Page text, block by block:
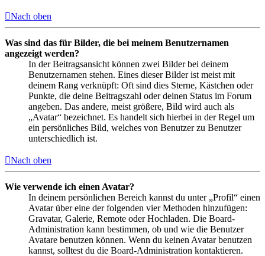
Nach oben
Was sind das für Bilder, die bei meinem Benutzernamen
angezeigt werden?
In der Beitragsansicht können zwei Bilder bei deinem
Benutzernamen stehen. Eines dieser Bilder ist meist mit
deinem Rang verknüpft: Oft sind dies Sterne, Kästchen oder
Punkte, die deine Beitragszahl oder deinen Status im Forum
angeben. Das andere, meist größere, Bild wird auch als
„Avatar“ bezeichnet. Es handelt sich hierbei in der Regel um
ein persönliches Bild, welches von Benutzer zu Benutzer
unterschiedlich ist.
Nach oben
Wie verwende ich einen Avatar?
In deinem persönlichen Bereich kannst du unter „Profil“ einen
Avatar über eine der folgenden vier Methoden hinzufügen:
Gravatar, Galerie, Remote oder Hochladen. Die Board-
Administration kann bestimmen, ob und wie die Benutzer
Avatare benutzen können. Wenn du keinen Avatar benutzen
kannst, solltest du die Board-Administration kontaktieren.